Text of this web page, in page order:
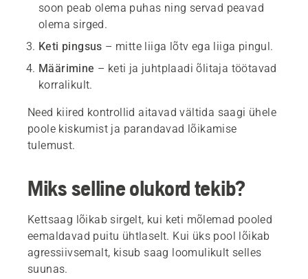
soon peab olema puhas ning servad peavad
olema sirged.
Keti pingsus – mitte liiga lõtv ega liiga pingul.
Määrimine – keti ja juhtplaadi õlitaja töötavad
korralikult.
Need kiired kontrollid aitavad vältida saagi ühele
poole kiskumist ja parandavad lõikamise
tulemust.
Miks selline olukord tekib?
Kettsaag lõikab sirgelt, kui keti mõlemad pooled
eemaldavad puitu ühtlaselt. Kui üks pool lõikab
agressiivsemalt, kisub saag loomulikult selles
suunas.